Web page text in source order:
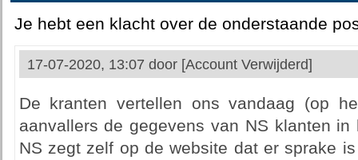
Je hebt een klacht over de onderstaande
17-07-2020, 13:07 door [Account Verwijderd]
De kranten vertellen ons vandaag (op
aanvallers de gegevens van NS klanten
NS zegt zelf op de website dat er sprake